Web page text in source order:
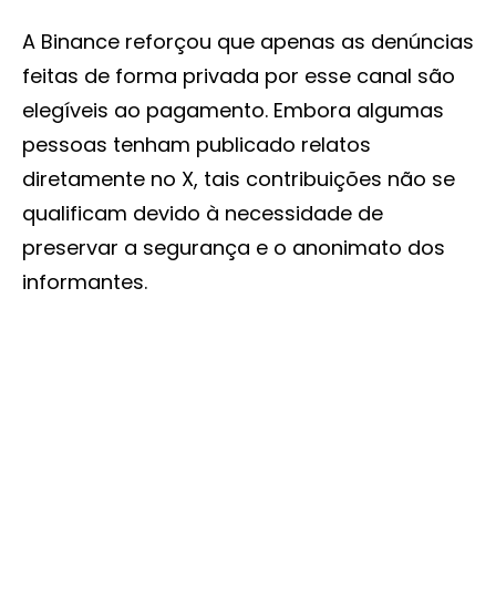
A Binance reforçou que apenas as denúncias
feitas de forma privada por esse canal são
elegíveis ao pagamento. Embora algumas
pessoas tenham publicado relatos
diretamente no X, tais contribuições não se
qualificam devido à necessidade de
preservar a segurança e o anonimato dos
informantes.